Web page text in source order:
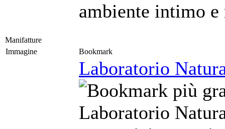
ambiente intimo e
Manifatture
Immagine
Bookmark
Laboratorio
Laboratorio